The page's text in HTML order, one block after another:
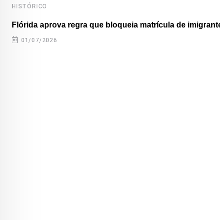
HISTÓRICO
Flórida aprova regra que bloqueia matrícula de
01/07/2026